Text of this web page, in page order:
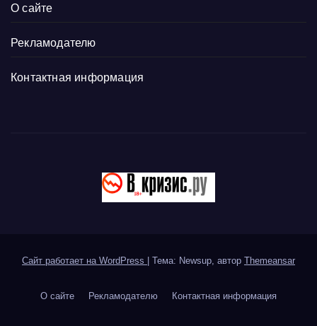
О сайте
Рекламодателю
Контактная информация
Сайт работает на WordPress | Тема: Newsup, автор Themeansar
О сайте Рекламодателю Контактная информация